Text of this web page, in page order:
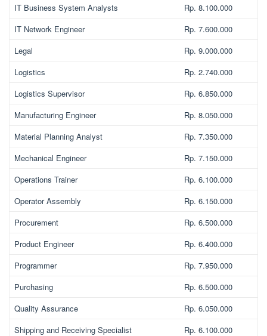
IT Business System Analysts
Rp. 8.100.000
IT Network Engineer
Rp. 7.600.000
Legal
Rp. 9.000.000
Logistics
Rp. 2.740.000
Logistics Supervisor
Rp. 6.850.000
Manufacturing Engineer
Rp. 8.050.000
Material Planning Analyst
Rp. 7.350.000
Mechanical Engineer
Rp. 7.150.000
Operations Trainer
Rp. 6.100.000
Operator Assembly
Rp. 6.150.000
Procurement
Rp. 6.500.000
Product Engineer
Rp. 6.400.000
Programmer
Rp. 7.950.000
Purchasing
Rp. 6.500.000
Quality Assurance
Rp. 6.050.000
Shipping and Receiving Specialist
Rp. 6.100.000